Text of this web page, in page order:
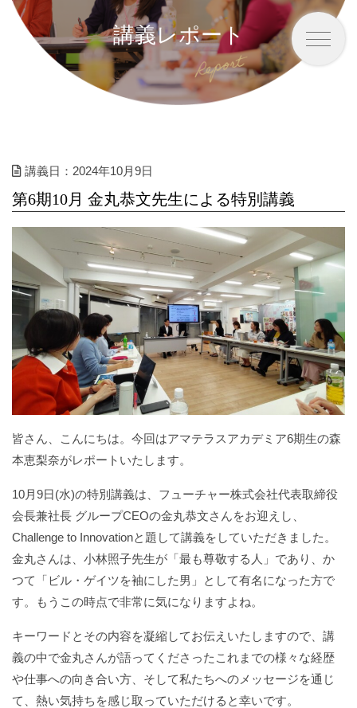
講義レポート
講義日：2024年10月9日
第6期10月 金丸恭文先生による特別講義
皆さん、こんにちは。今回はアマテラスアカデミア6期生の森
本恵梨奈がレポートいたします。
10月9日(水)の特別講義は、フューチャー株式会社代表取締役
会長兼社長 グループCEOの金丸恭文さんをお迎えし、
Challenge to Innovationと題して講義をしていただきました。
金丸さんは、小林照子先生が「最も尊敬する人」であり、か
つて「ビル・ゲイツを袖にした男」として有名になった方で
す。もうこの時点で非常に気になりますよね。
キーワードとその内容を凝縮してお伝えいたしますので、講
義の中で金丸さんが語ってくださったこれまでの様々な経歴
や仕事への向き合い方、そして私たちへのメッセージを通じ
て、熱い気持ちを感じ取っていただけると幸いです。